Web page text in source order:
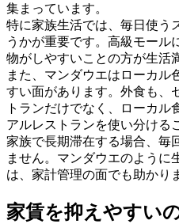
集まっています。
特に家族生活では、毎日使う
うかが重要です。高級モール
物がしやすいことの方が生活
また、マンダウエはローカル
すい面があります。外食も、
トランだけでなく、ローカル
アルレストランを使い分ける
家族で長期滞在する場合、毎
ません。マンダウエのように
は、家計管理の面でも助かり
家賃を抑えやすい